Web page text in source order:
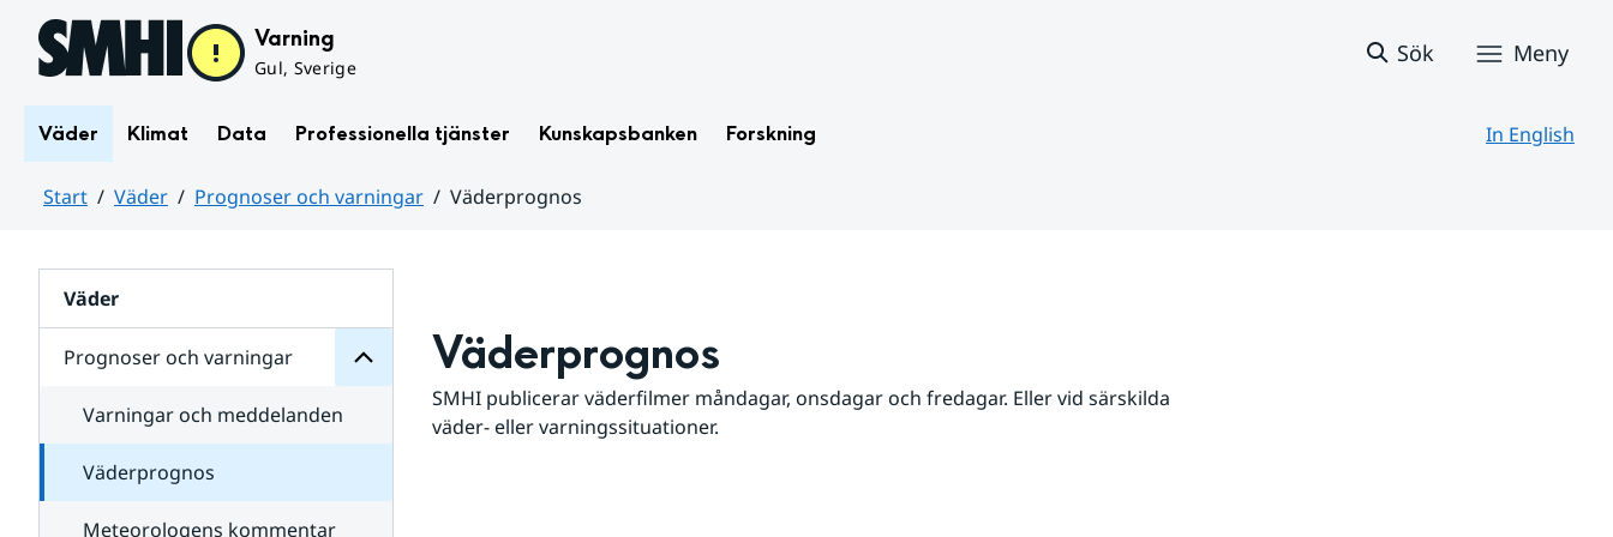
Hoppa till sidans innehåll Varning
Gul, Sverige
Sök Meny
Väder Klimat Data Professionella tjänster Kunskapsbanken Forskning In English
Start Väder Prognoser och varningar
Väderprognos
Väder
Prognoser och varningar
för
varningar
Varningar och meddelanden
Väderprognos
Meteorologens kommentar
Väderprognos
SMHI publicerar väderfilmer måndagar, onsdagar och fredagar. Eller vid särskilda
väder- eller varningssituationer.